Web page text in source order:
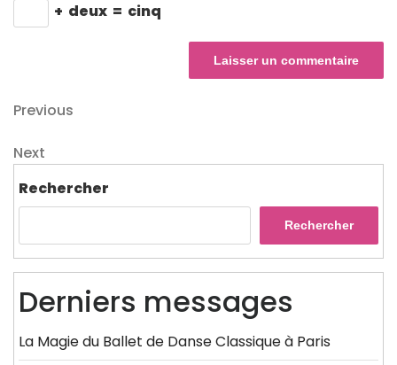
+ deux = cinq
Navigation
de
l’article
Previous
Previous
Next
Next
Rechercher
Rechercher
Derniers messages
La Magie du Ballet de Danse Classique à Paris